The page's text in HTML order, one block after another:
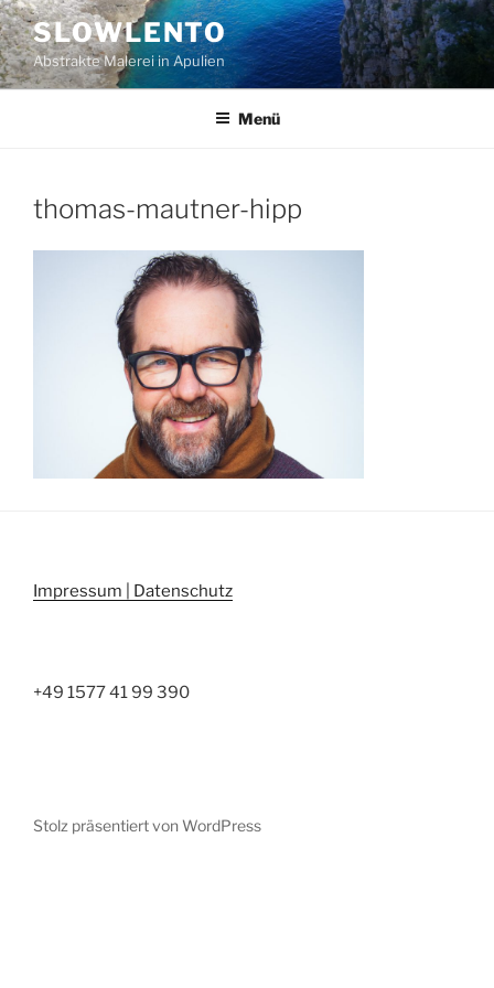
Zum
Inhalt
springen
SLOWLENTO
Abstrakte Malerei in Apulien
Menü
thomas-mautner-hipp
Impressum | Datenschutz
+49 1577 41 99 390
Stolz präsentiert von WordPress